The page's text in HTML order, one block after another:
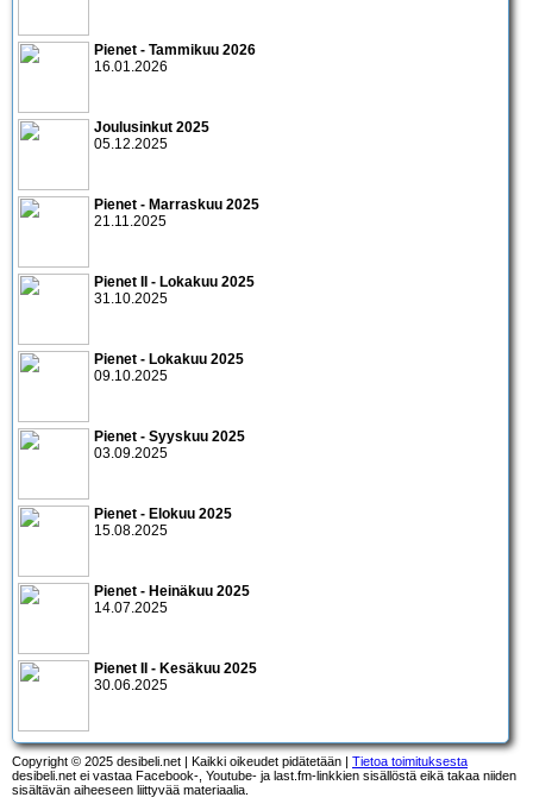
Pienet - Tammikuu 2026
16.01.2026
Joulusinkut 2025
05.12.2025
Pienet - Marraskuu 2025
21.11.2025
Pienet II - Lokakuu 2025
31.10.2025
Pienet - Lokakuu 2025
09.10.2025
Pienet - Syyskuu 2025
03.09.2025
Pienet - Elokuu 2025
15.08.2025
Pienet - Heinäkuu 2025
14.07.2025
Pienet II - Kesäkuu 2025
30.06.2025
Copyright © 2025 desibeli.net | Kaikki oikeudet pidätetään | Tietoa toimituksesta
desibeli.net ei vastaa Facebook-, Youtube- ja last.fm-linkkien sisällöstä eikä takaa niiden
sisältävän aiheeseen liittyvää materiaalia.